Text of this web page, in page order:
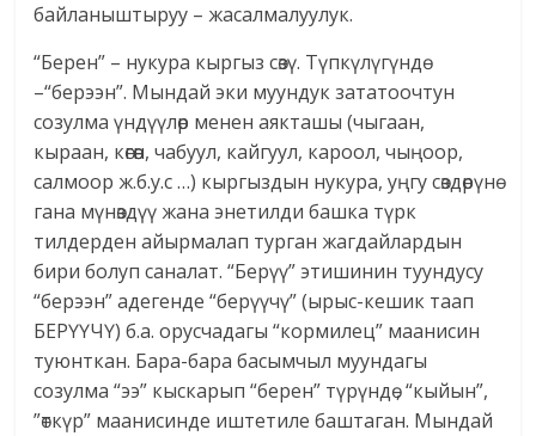
байланыштыруу – жасалмалуулук.
“Берен” – нукура кыргыз сөзү. Түпкүлүгүндө
–“берээн”. Мындай эки муундук зататоочтун
созулма үндүүлөр менен аякташы (чыгаан,
кыраан, көгөөн, чабуул, кайгуул, кароол, чыңоор,
салмоор ж.б.у.с …) кыргыздын нукура, уңгу сөздөрүнө
гана мүнөздүү жана энетилди башка түрк
тилдерден айырмалап турган жагдайлардын
бири болуп саналат. “Берүү” этишинин туундусу
“берээн” адегенде “берүүчү” (ырыс-кешик таап
БЕРҮҮЧҮ) б.а. орусчадагы “кормилец” маанисин
туюнткан. Бара-бара басымчыл муундагы
созулма “ээ” кыскарып “берен” түрүндө , “кыйын”,
”өткүр” маанисинде иштетиле баштаган. Мындай